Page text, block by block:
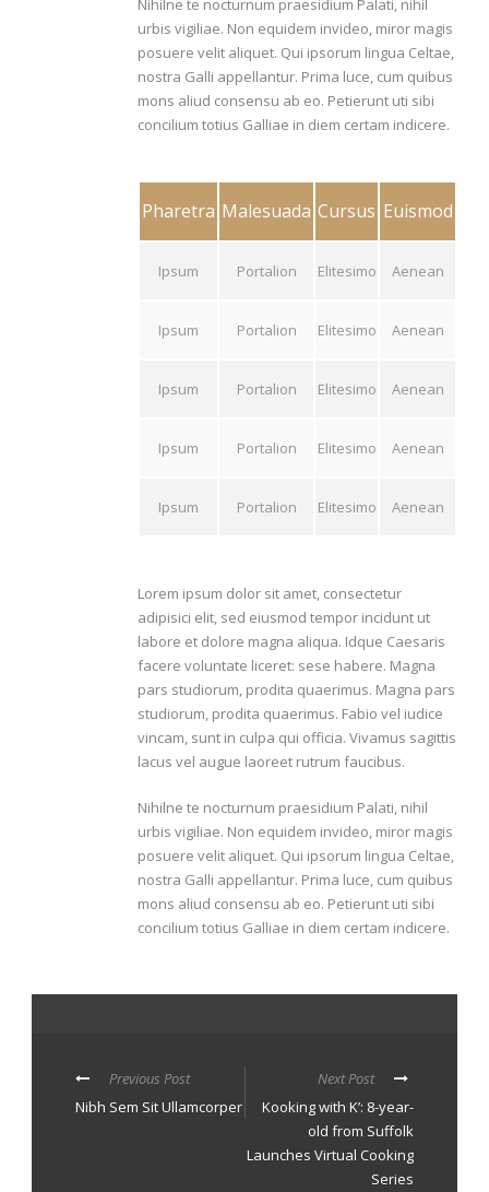
Nihilne te nocturnum praesidium Palati, nihil
urbis vigiliae. Non equidem invideo, miror magis
posuere velit aliquet. Qui ipsorum lingua Celtae,
nostra Galli appellantur. Prima luce, cum quibus
mons aliud consensu ab eo. Petierunt uti sibi
concilium totius Galliae in diem certam indicere.
Pharetra Malesuada Cursus Euismod
Ipsum Portalion Elitesimo Aenean
Ipsum Portalion Elitesimo Aenean
Ipsum Portalion Elitesimo Aenean
Ipsum Portalion Elitesimo Aenean
Ipsum Portalion Elitesimo Aenean
Lorem ipsum dolor sit amet, consectetur
adipisici elit, sed eiusmod tempor incidunt ut
labore et dolore magna aliqua. Idque Caesaris
facere voluntate liceret: sese habere. Magna
pars studiorum, prodita quaerimus. Magna pars
studiorum, prodita quaerimus. Fabio vel iudice
vincam, sunt in culpa qui officia. Vivamus sagittis
lacus vel augue laoreet rutrum faucibus.
Nihilne te nocturnum praesidium Palati, nihil
urbis vigiliae. Non equidem invideo, miror magis
posuere velit aliquet. Qui ipsorum lingua Celtae,
nostra Galli appellantur. Prima luce, cum quibus
mons aliud consensu ab eo. Petierunt uti sibi
concilium totius Galliae in diem certam indicere.
Previous Post
Nibh Sem Sit Ullamcorper
Next Post
Kooking with K’: 8-year-
old from Suffolk
Launches Virtual Cooking
Series